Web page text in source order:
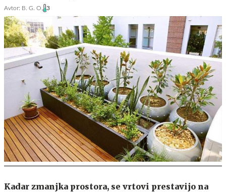
Avtor: B. G. O. 3
Kadar zmanjka prostora, se vrtovi prestavijo na